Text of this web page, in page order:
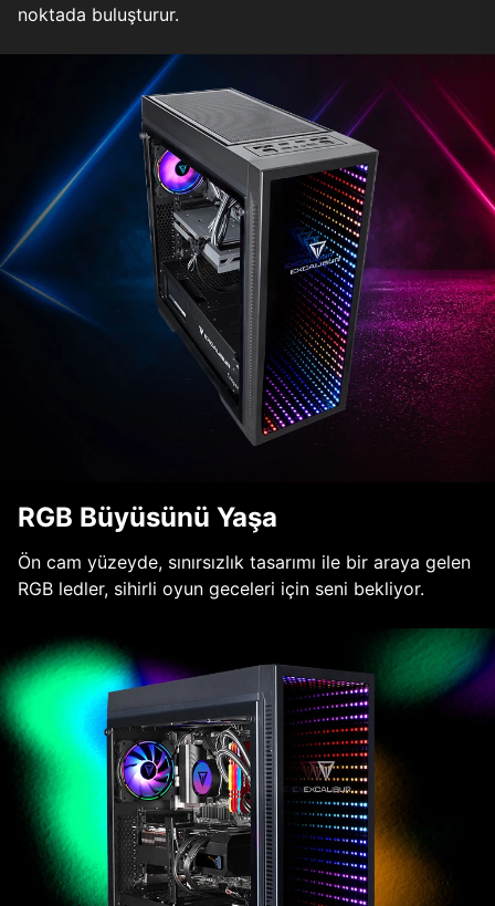
noktada buluşturur.
RGB Büyüsünü Yaşa
Ön cam yüzeyde, sınırsızlık tasarımı ile bir araya gelen
RGB ledler, sihirli oyun geceleri için seni bekliyor.